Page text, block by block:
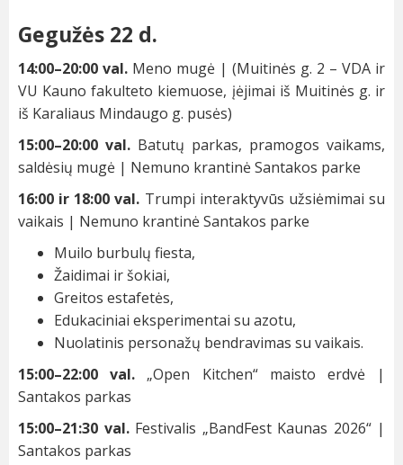
Gegužės 22 d.
14:00–20:00 val. Meno mugė | (Muitinės g. 2 – VDA ir
VU Kauno fakulteto kiemuose, įėjimai iš Muitinės g. ir
iš Karaliaus Mindaugo g. pusės)
15:00–20:00 val. Batutų parkas, pramogos vaikams,
saldėsių mugė | Nemuno krantinė Santakos parke
16:00 ir 18:00 val. Trumpi interaktyvūs užsiėmimai su
vaikais | Nemuno krantinė Santakos parke
Muilo burbulų fiesta,
Žaidimai ir šokiai,
Greitos estafetės,
Edukaciniai eksperimentai su azotu,
Nuolatinis personažų bendravimas su vaikais.
15:00–22:00 val. „Open Kitchen“ maisto erdvė |
Santakos parkas
15:00–21:30 val.Festivalis „BandFest Kaunas 2026“ |
Santakos parkas